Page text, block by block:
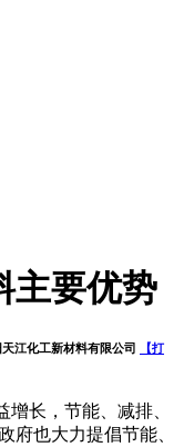
主要优势
江化工新材料有限公司
【打
长，节能、减排、
府也大力提倡节能、